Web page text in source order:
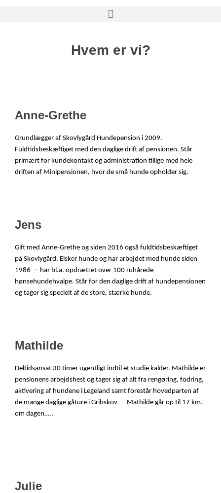
Hvem er vi?
Anne-Grethe
Grundlægger af Skovlygård Hundepension i 2009.
Fuldtidsbeskæftiget med den daglige drift af pensionen. Står
primært for kundekontakt og administration tillige med hele
driften af Minipensionen, hvor de små hunde opholder sig.
Jens
Gift med Anne-Grethe og siden 2016 også fuldtidsbeskæftiget
på Skovlygård. Elsker hunde og har arbejdet med hunde siden
1986 – har bl.a. opdrættet over 100 ruhårede
hønsehundehvalpe. Står for den daglige drift af hundepensionen
og tager sig specielt af de store, stærke hunde.
Mathilde
Deltidsansat 30 timer ugentligt indtil et studie kalder. Mathilde er
pensionens arbejdshest og tager sig af alt fra rengøring, fodring,
aktivering af hundene i Legeland samt forestår hovedparten af
de mange daglige gåture i Gribskov – Mathilde går op til 17 km.
om dagen…..
Julie